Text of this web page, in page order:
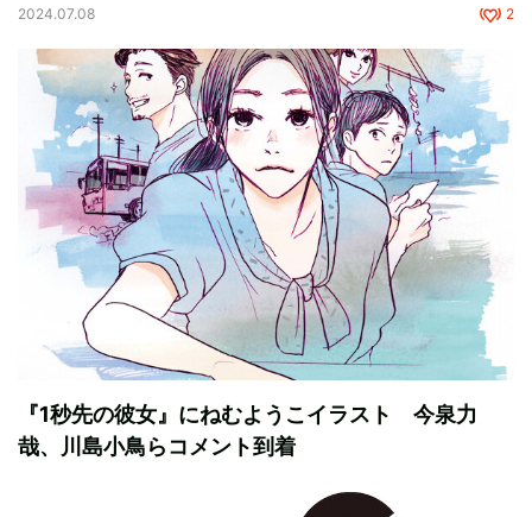
2024.07.08 2
『1秒先の彼女』にねむようこイラスト 今泉力
哉、川島小鳥らコメント到着